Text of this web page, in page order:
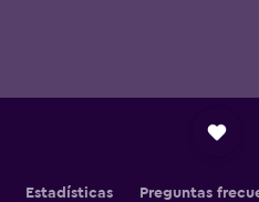
Estadísticas Preguntas